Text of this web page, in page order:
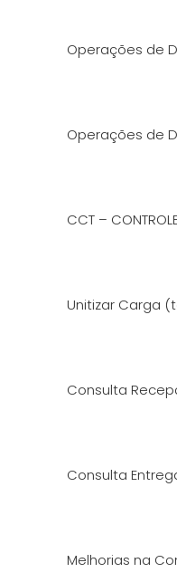
Operações de
Operações de
CCT –
Unitizar Carga
Consulta
Consulta
Melhorias na